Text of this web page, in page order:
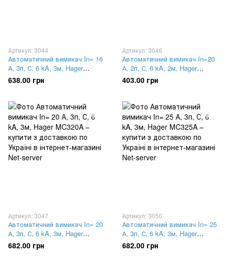
Артикул: 3044
Автоматичний вимикач In= 16
А, 3п, С, 6 kA, 3м, Hager
MC316A
638.00 грн
Артикул: 3046
Автоматичний вимикач In=20
А, 2п, С, 6 kA, 2м, Hager
MC220A
403.00 грн
Артикул: 3047
Автоматичний вимикач In= 20
А, 3п, С, 6 kA, 3м, Hager
MC320A
682.00 грн
Артикул: 3050
Автоматичний вимикач In= 25
А, 3п, С, 6 kA, 3м, Hager
MC325A
682.00 грн